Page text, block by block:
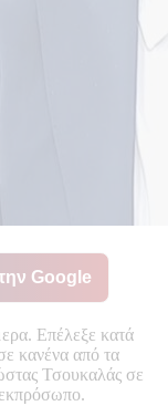
Google
Επέλεξε κατά
κανένα από τα
Τσουκαλάς σε